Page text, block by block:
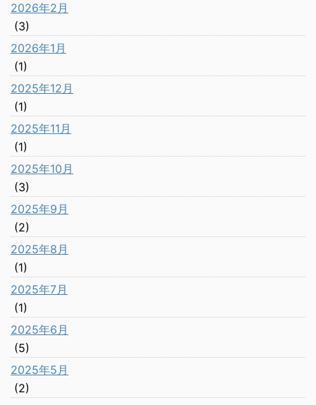
2026年2月
(3)
2026年1月
(1)
2025年12月
(1)
2025年11月
(1)
2025年10月
(3)
2025年9月
(2)
2025年8月
(1)
2025年7月
(1)
2025年6月
(5)
2025年5月
(2)